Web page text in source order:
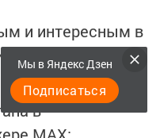
и интересным в
в
MАХ:
Мы в Яндекс Дзен
Подписаться